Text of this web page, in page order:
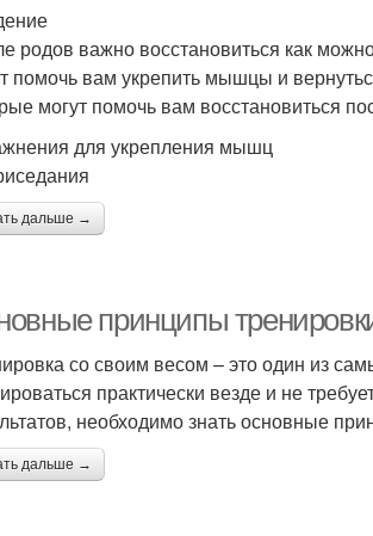
родов важно восстановиться как
помочь вам укрепить мышцы и
могут помочь вам восстановиться
для укрепления мышц
дальше →
принципы
со своим весом – это один из
практически везде и не
необходимо знать основные
дальше →